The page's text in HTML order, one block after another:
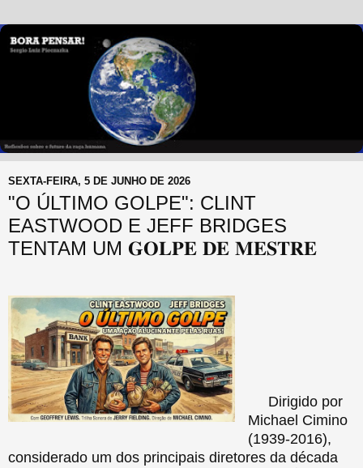
SEXTA-FEIRA, 5 DE JUNHO DE 2026
"O ÚLTIMO GOLPE": CLINT
EASTWOOD E JEFF BRIDGES
TENTAM UM 𝐆𝐎𝐋𝐏𝐄 𝐃𝐄 𝐌𝐄𝐒𝐓𝐑𝐄
Dirigido por
Michael Cimino
(1939-2016),
considerado um dos principais diretores da década